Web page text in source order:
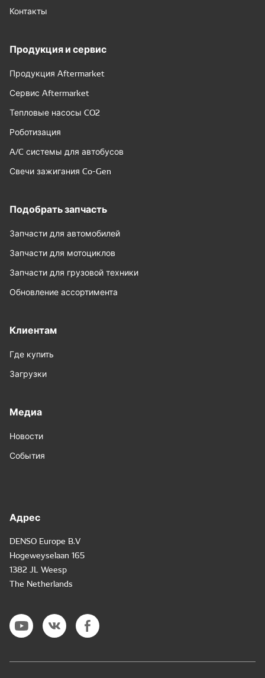
Контакты
Продукция и сервис
Продукция Aftermarket
Сервис Aftermarket
Тепловые насосы CO2
Роботизация
A/C системы для автобусов
Свечи зажигания Co-Gen
Подобрать запчасть
Запчасти для автомобилей
Запчасти для мотоциклов
Запчасти для грузовой техники
Обновление ассортимента
Клиентам
Где купить
Загрузки
Медиа
Новости
События
Адрес
DENSO Europe B.V
Hogeweyselaan 165
1382 JL Weesp
The Netherlands